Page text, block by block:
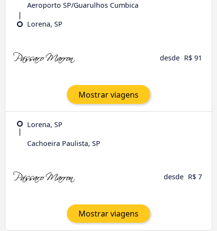
Aeroporto SP/Guarulhos Cumbica
Lorena, SP
desde R$ 91
Mostrar viagens
Lorena, SP
Cachoeira Paulista, SP
desde R$ 7
Mostrar viagens